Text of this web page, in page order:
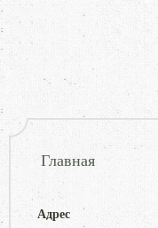
Главная
Адрес